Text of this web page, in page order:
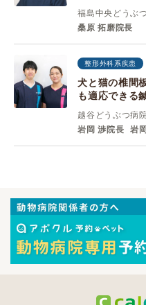
福島中央どうぶ
桑原 拓磨院長
整形外科系疾患
犬と猫の椎間
も適応できる
越谷どうぶつ病
岩岡 渉院長
岩